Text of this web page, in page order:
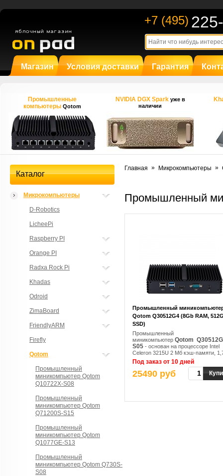
+7 (495)
Магазин Условия доставки Гарантия
Промышленные
компьютерыQotom
NVIDIA DGX Spark уже в
наличии
Каталог
Микрокомпьютеры
D-Robotics
LicheePi
Raspberry PI
Orange PI
Radxa Rock Pi
Khadas
Odroid
ZimaBoard
FriendlyARM
Firefly
Qotom
Промышленный
миникомпьютер Qotom
Q10722X-S08
Промышленный
миникомпьютер Qotom
Q71200S-S15
Промышленный
миникомпьютер Qotom
Q1077GE-S13
Промышленный
миникомпьютер Qotom Q730S-
S08
Главная » Микрокомпьютеры »
Промышленный
Промышленный
Qotom Q30512G4 (8Gb RAM,
SSD)
Промышленный
миникомпьютер Qotom
S05 - основан на процессоре Intel
Celeron 3215U 2 Мб кэш-памяти,
ГГц, Broadwell
Под заказ от 10 дней
25490 руб